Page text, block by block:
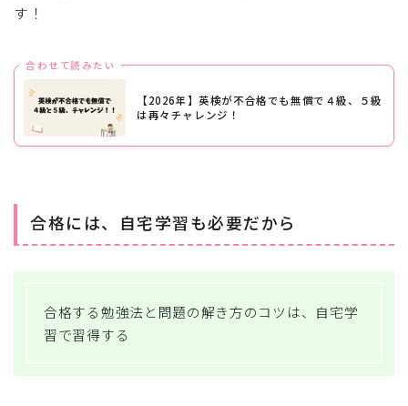
す！
合わせて読みたい
【2026年】英検が不合格でも無償で４級、５級
は再々チャレンジ！
合格には、自宅学習も必要だから
合格する勉強法と問題の解き方のコツは、自宅学
習で習得する